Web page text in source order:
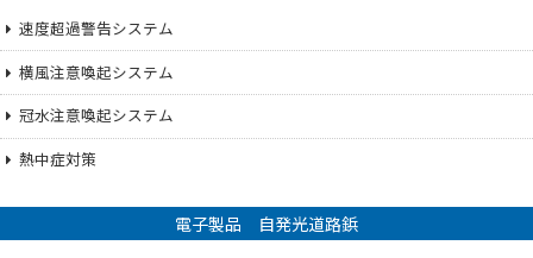
速度超過警告システム
横風注意喚起システム
冠水注意喚起システム
熱中症対策
電子製品 自発光道路鋲